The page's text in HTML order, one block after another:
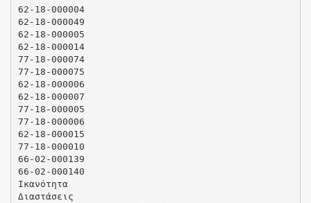
62-18-000004
62-18-000049
62-18-000005
62-18-000014
77-18-000074
77-18-000075
62-18-000006
62-18-000007
77-18-000005
77-18-000006
62-18-000015
77-18-000010
66-02-000139
66-02-000140
Ικανότητα
Διαστάσεις